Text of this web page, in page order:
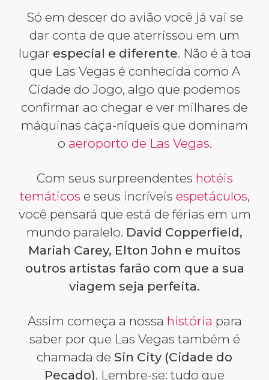
Só em descer do avião você já vai se
dar conta de que aterrissou em um
lugar especial e diferente. Não é à toa
que Las Vegas é conhecida como A
Cidade do Jogo, algo que podemos
confirmar ao chegar e ver milhares de
máquinas caça-níqueis que dominam
o aeroporto de Las Vegas.
Com seus surpreendentes hotéis
temáticos e seus incríveis espetáculos,
você pensará que está de férias em um
mundo paralelo. David Copperfield,
Mariah Carey, Elton John e muitos
outros artistas farão com que a sua
viagem seja perfeita.
Assim começa a nossa história para
saber por que Las Vegas também é
chamada de Sin City (Cidade do
Pecado). Lembre-se: tudo que